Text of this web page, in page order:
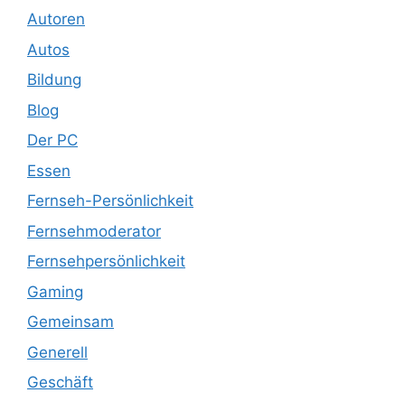
Autoren
Autos
Bildung
Blog
Der PC
Essen
Fernseh-Persönlichkeit
Fernsehmoderator
Fernsehpersönlichkeit
Gaming
Gemeinsam
Generell
Geschäft